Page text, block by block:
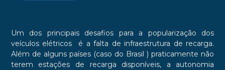
Um dos principais desafios para a popularização dos
veículos elétricos é a falta de infraestrutura de recarga.
Além de alguns países (caso do Brasil ) praticamente não
terem estações de recarga disponíveis, a autonomia